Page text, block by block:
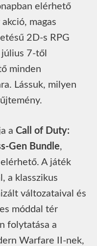
elérhető
magas
2D-s RPG
7-től
minden
Lássuk, milyen
a Call of Duty:
Gen Bundle,
A játék
a klasszikus
változataival és
móddal tér
folytatása a
Warfare II-nek,